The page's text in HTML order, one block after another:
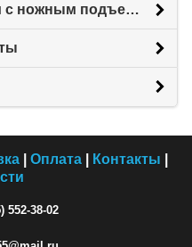
Гидравлические тележки с ножным подъемом
| Оплата| Контакты
552-38-02